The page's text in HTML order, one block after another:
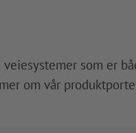
som er
om vår